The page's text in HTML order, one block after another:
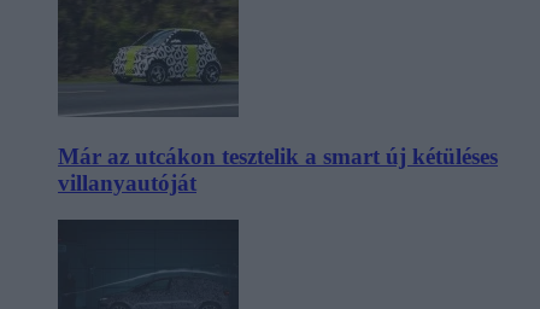
Már az utcákon tesztelik a smart új kétüléses
villanyautóját